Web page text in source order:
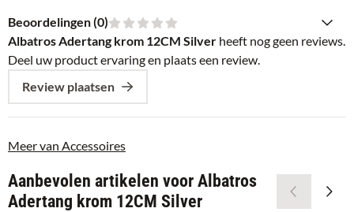
Beoordelingen (0)
Albatros Adertang krom 12CM Silver heeft nog geen reviews.
Deel uw product ervaring en plaats een review.
Review plaatsen
Meer van Accessoires
Aanbevolen artikelen voor Albatros
Adertang krom 12CM Silver